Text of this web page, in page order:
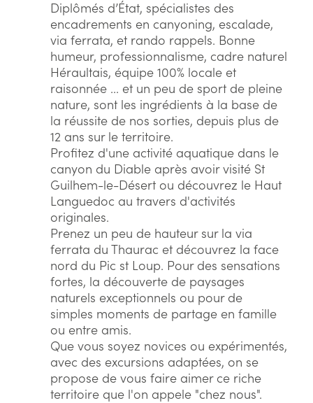
Diplômés d’État, spécialistes des
encadrements en canyoning, escalade,
via ferrata, et rando rappels. Bonne
humeur, professionnalisme, cadre naturel
Héraultais, équipe 100% locale et
raisonnée ... et un peu de sport de pleine
nature, sont les ingrédients à la base de
la réussite de nos sorties, depuis plus de
12 ans sur le territoire.
Profitez d'une activité aquatique dans le
canyon du Diable après avoir visité St
Guilhem-le-Désert ou découvrez le Haut
Languedoc au travers d'activités
originales.
Prenez un peu de hauteur sur la via
ferrata du Thaurac et découvrez la face
nord du Pic st Loup. Pour des sensations
fortes, la découverte de paysages
naturels exceptionnels ou pour de
simples moments de partage en famille
ou entre amis.
Que vous soyez novices ou expérimentés,
avec des excursions adaptées, on se
propose de vous faire aimer ce riche
territoire que l'on appele "chez nous".